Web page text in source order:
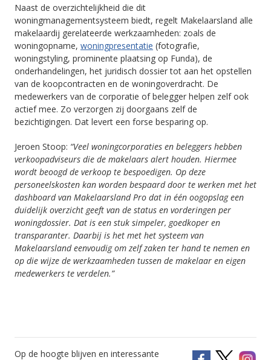
Naast de overzichtelijkheid die dit
woningmanagementsysteem biedt, regelt Makelaarsland alle
makelaardij gerelateerde werkzaamheden: zoals de
woningopname, woningpresentatie (fotografie,
woningstyling, prominente plaatsing op Funda), de
onderhandelingen, het juridisch dossier tot aan het opstellen
van de koopcontracten en de woningoverdracht. De
medewerkers van de corporatie of belegger helpen zelf ook
actief mee. Zo verzorgen zij doorgaans zelf de
bezichtigingen. Dat levert een forse besparing op.
Jeroen Stoop: “Veel woningcorporaties en beleggers hebben
verkoopadviseurs die de makelaars alert houden. Hiermee
wordt beoogd de verkoop te bespoedigen. Op deze
personeelskosten kan worden bespaard door te werken met het
dashboard van Makelaarsland Pro dat in één oogopslag een
duidelijk overzicht geeft van de status en vorderingen per
woningdossier. Dat is een stuk simpeler, goedkoper en
transparanter. Daarbij is het met het systeem van
Makelaarsland eenvoudig om zelf zaken ter hand te nemen en
op die wijze de werkzaamheden tussen de makelaar en eigen
medewerkers te verdelen.”
Op de hoogte blijven en interessante